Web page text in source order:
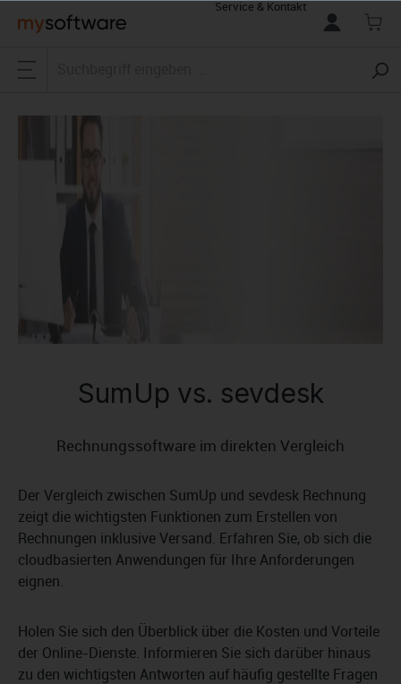
springen
Service & Kontakt
SumUp vs. sevdesk
Rechnungssoftware im direkten Vergleich
Der Vergleich zwischen SumUp und sevdesk Rechnung
zeigt die wichtigsten Funktionen zum Erstellen von
Rechnungen inklusive Versand. Erfahren Sie, ob sich die
cloudbasierten Anwendungen für Ihre Anforderungen
eignen.
Holen Sie sich den Überblick über die Kosten und Vorteile
der Online-Dienste. Informieren Sie sich darüber hinaus
zu den wichtigsten Antworten auf häufig gestellte Fragen